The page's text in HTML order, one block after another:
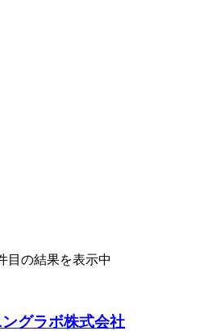
目の結果を表示中
グラボ株式会社